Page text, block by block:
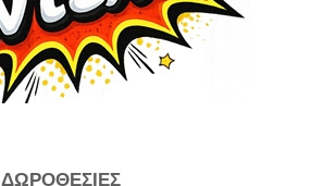
ΔΩΡΟΘΕΣΙΕΣ